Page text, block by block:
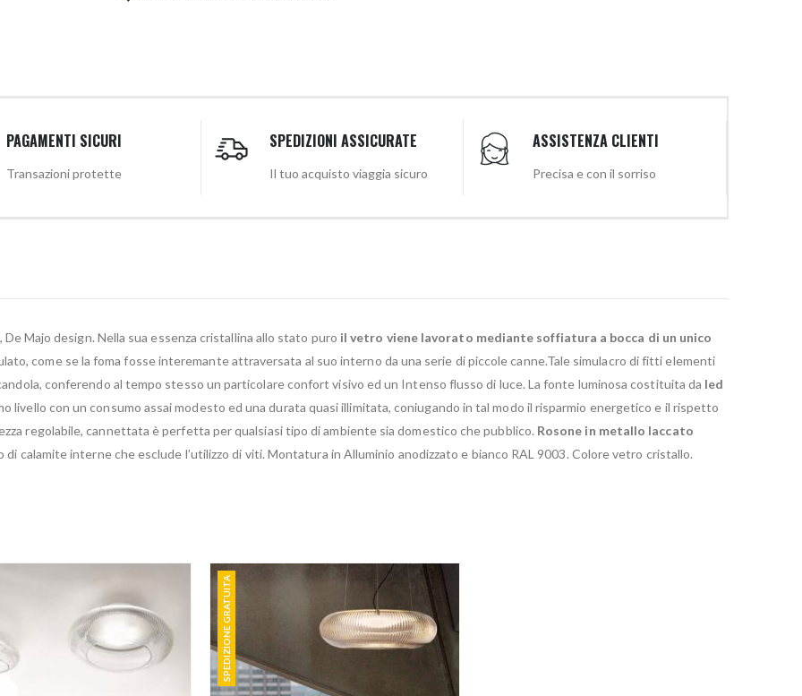
PAGAMENTI SICURI
Transazioni protette
SPEDIZIONI ASSICURATE
Il tuo acquisto viaggia sicuro
ASSISTENZA CLIENTI
Precisa e con il sorriso
, De Majo design. Nella sua essenza cristallina allo stato puro il vetro viene lavorato mediante soffiatura a bocca di un unico
come se la foma fosse interemante attraversata al suo interno da una serie di piccole canne.Tale simulacro di fitti elementi
conferendo al tempo stesso un particolare confort visivo ed un Intenso flusso di luce. La fonte luminosa costituita da led
livello con un consumo assai modesto ed una durata quasi illimitata, coniugando in tal modo il risparmio energetico e il rispetto
regolabile, cannettata è perfetta per qualsiasi tipo di ambiente sia domestico che pubblico. Rosone in metallo laccato
calamite interne che esclude l’utilizzo di viti. Montatura in Alluminio anodizzato e bianco RAL 9003. Colore vetro cristallo.
SPEDIZIONE GRATUITA